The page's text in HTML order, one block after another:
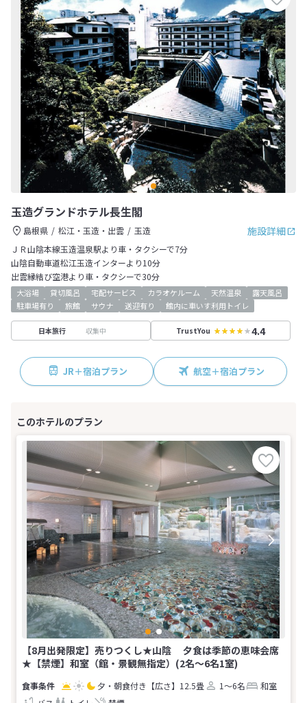
玉造グランドホテル長生閣
施設詳細
島根県 松江・玉造・出雲
玉造
ＪＲ山陰本線玉造温泉駅より車・タクシーで7分
山陰自動車道松江玉造インターより10分
出雲縁結び空港より車・タクシーで30分
大浴場 貸切風呂 宅配サービス カラオケルーム 天然温泉
露天風呂
駐車場有り
旅館 サウナ 送迎有り 館内に車いす利用トイレ
日本旅行 収集中 TrustYou 4.4
JR＋宿泊プラン 航空＋宿泊プラン
【8月出発限定】売りつくし★山陰 夕食は季節の恵味会席
★【禁煙】和室（館・景観無指定）(2名～6名1室)
夕・朝食付き 【広さ】12.5畳 1～6名
和室